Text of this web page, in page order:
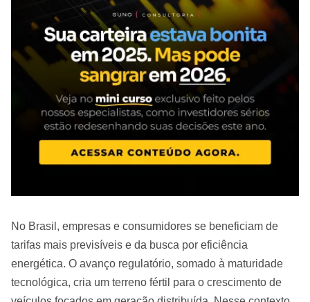
No Brasil, empresas e consumidores se beneficiam de
tarifas mais previsíveis e da busca por eficiência
energética. O avanço regulatório, somado à maturidade
tecnológica, cria um terreno fértil para o crescimento de